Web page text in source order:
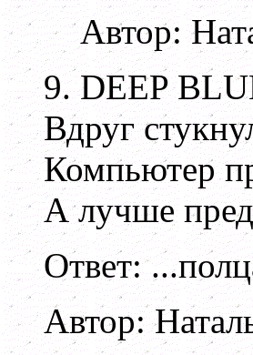
Автор:
9. DEEP
Вдруг
Компьютер
А лучше
Ответ:
Автор: